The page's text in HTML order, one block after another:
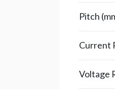
Pitch
Current
Voltage